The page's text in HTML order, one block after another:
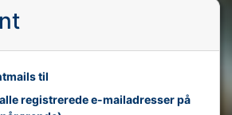
til
registrerede e-mailadresser på